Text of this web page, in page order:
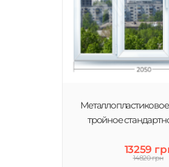
Окна Века пользуются
компании по достоинству
тройное
13259
14820 грн